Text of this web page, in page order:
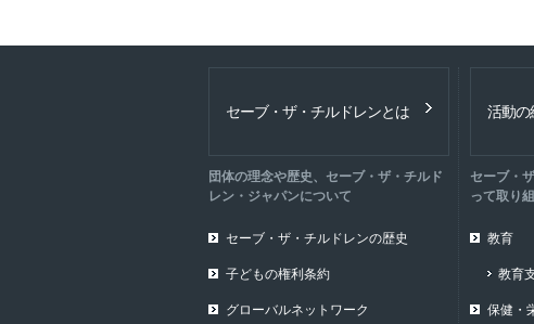
セーブ・ザ・チルドレンとは
団体の理念や歴史、セーブ・ザ・チルド
レン・ジャパンについて
セーブ・ザ・チルドレンの歴史
子どもの権利条約
グローバルネットワーク
活動の
セーブ・
って取り
教育
教育
保健・